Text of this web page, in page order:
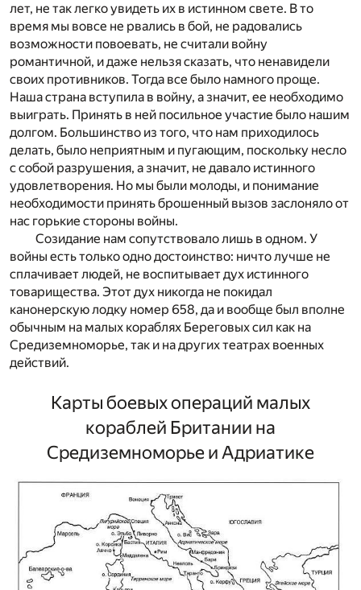
лет, не так легко увидеть их в истинном свете. В то
время мы вовсе не рвались в бой, не радовались
возможности повоевать, не считали войну
романтичной, и даже нельзя сказать, что ненавидели
своих противников. Тогда все было намного проще.
Наша страна вступила в войну, а значит, ее необходимо
выиграть. Принять в ней посильное участие было нашим
долгом. Большинство из того, что нам приходилось
делать, было неприятным и пугающим, поскольку несло
с собой разрушения, а значит, не давало истинного
удовлетворения. Но мы были молоды, и понимание
необходимости принять брошенный вызов заслоняло от
нас горькие стороны войны.
Созидание нам сопутствовало лишь в одном. У
войны есть только одно достоинство: ничто лучше не
сплачивает людей, не воспитывает дух истинного
товарищества. Этот дух никогда не покидал
канонерскую лодку номер 658, да и вообще был вполне
обычным на малых кораблях Береговых сил как на
Средиземноморье, так и на других театрах военных
действий.
Карты боевых операций малых
кораблей Британии на
Средиземноморье и Адриатике